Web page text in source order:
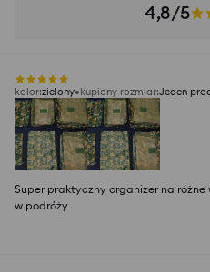
4,8/5
kolor:zielony kupiony rozmiar:Jeden
Super praktyczny organizer na różne
w podróży